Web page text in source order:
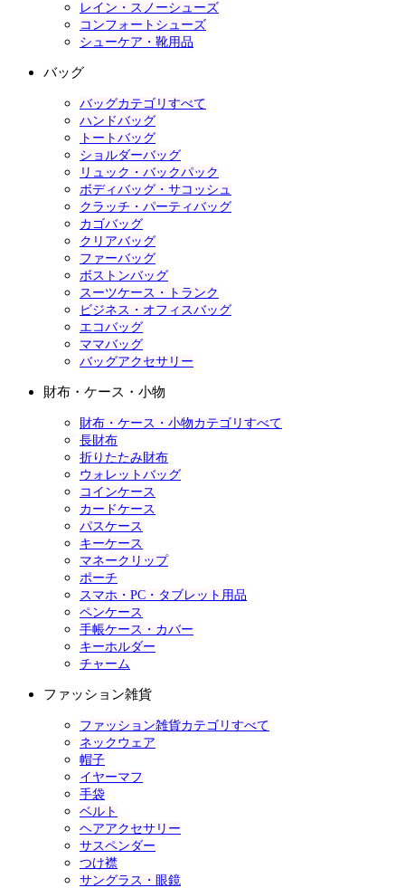
レイン・スノーシューズ
コンフォートシューズ
シューケア・靴用品
バッグ
バッグカテゴリすべて
ハンドバッグ
トートバッグ
ショルダーバッグ
リュック・バックパック
ボディバッグ・サコッシュ
クラッチ・パーティバッグ
カゴバッグ
クリアバッグ
ファーバッグ
ボストンバッグ
スーツケース・トランク
ビジネス・オフィスバッグ
エコバッグ
ママバッグ
バッグアクセサリー
財布・ケース・小物
財布・ケース・小物カテゴリすべて
長財布
折りたたみ財布
ウォレットバッグ
コインケース
カードケース
パスケース
キーケース
マネークリップ
ポーチ
スマホ・PC・タブレット用品
ペンケース
手帳ケース・カバー
キーホルダー
チャーム
ファッション雑貨
ファッション雑貨カテゴリすべて
ネックウェア
帽子
イヤーマフ
手袋
ベルト
ヘアアクセサリー
サスペンダー
つけ襟
サングラス・眼鏡